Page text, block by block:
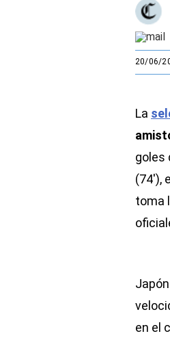
20/06/
La
goles
toma
en el